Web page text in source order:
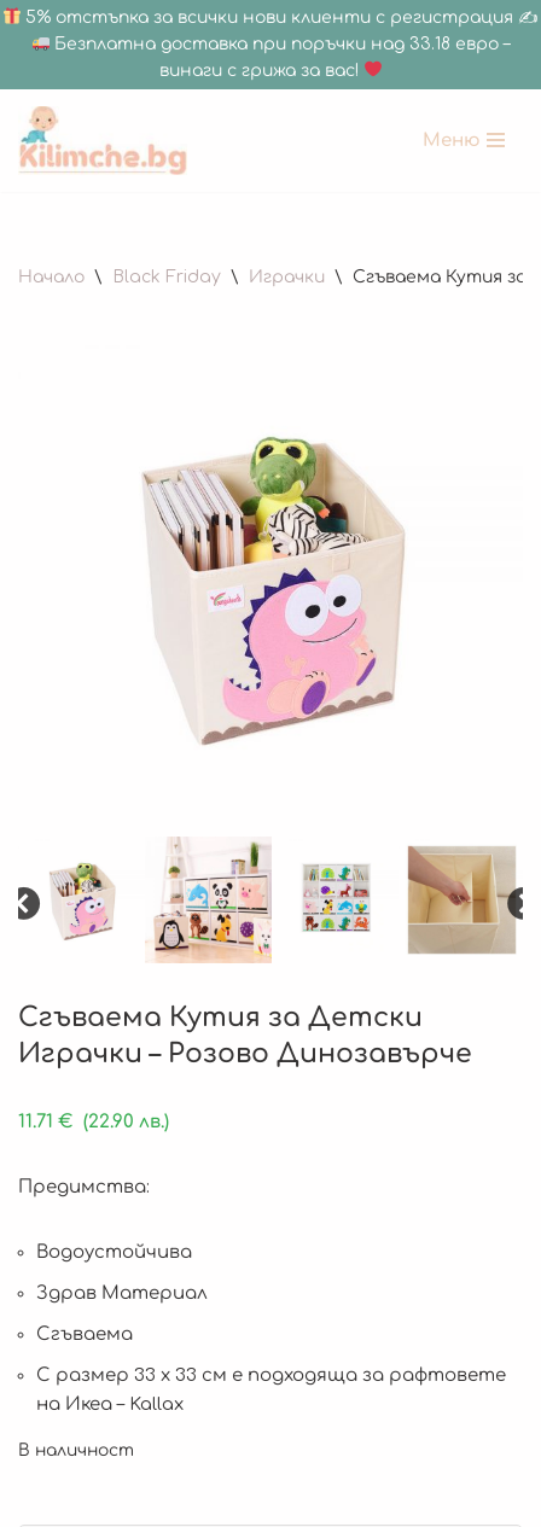
5% отстъпка за всички нови клиенти с регистрация ✍
Безплатна доставка при поръчки над 33.18 евро –
винаги с грижа за вас!
Продължете
Меню
Начало \ Black Friday \ Играчки \ Сгъваема Кутия за
Сгъваема Кутия за Детски
Играчки – Розово Динозавърче
11.71 € (22.90 лв.)
Предимства:
Водоустойчива
Здрав Материал
Сгъваема
С размер 33 х 33 см е подходяща за рафтовете
на Икеа – Kallax
В наличност